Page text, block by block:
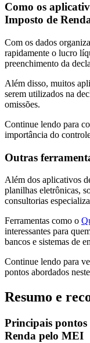
Como os
Imposto de
Com os dados
rapidamente o lucro
preenchimento da
Além disso, muitos
serem utilizados na
omissões.
Continue lendo para
importância do
Outras
Além dos aplicativos
planilhas eletrônicas,
consultorias
Ferramentas como o
interessantes para
bancos e sistemas de
Continue lendo para
pontos abordados
Resumo e
Principais pontos
Renda pelo MEI